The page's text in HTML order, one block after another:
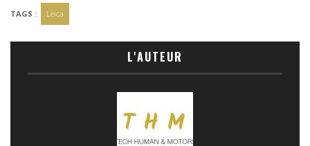
TAGS : Leica
L'AUTEUR